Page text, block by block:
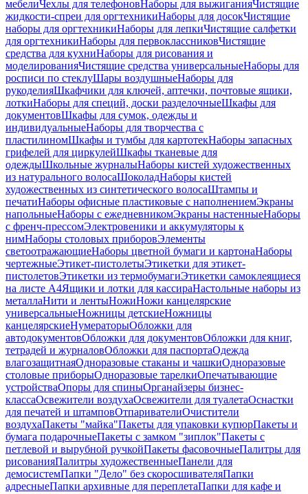
мебелиЧехлы для телефоновНаборы для выжиганияЧистящие
жидкости-спреи для оргтехникиНаборы для досокЧистящие
наборы для оргтехникиНаборы для лепкиЧистящие салфетки
для оргтехникиНаборы для первоклассниковЧистящие
средства для кухниНаборы для рисования и
моделированияЧистящие средства универсальныеНаборы для
росписи по стеклуШары воздушныеНаборы для
рукоделияШкафчики для ключей, аптечки, почтовые ящики,
лоткиНаборы для специй, доски разделочныеШкафы для
документовШкафы для сумок, одежды и
индивидуальныеНаборы для творчества с
пластилиномШкафы и тумбы для картотекНаборы запасных
грифелей для циркулейШкафы тканевые для
одеждыШкольные журналыНаборы кистей художественных
из натурального волосаШоколадНаборы кистей
художественных из синтетического волосаШтампы и
печатиНаборы офисные пластиковые с наполнениемЭкраны
напольныеНаборы с ежедневникомЭкраны настенныеНаборы
с френч-прессомЭлектровеники и аккумуляторы к
нимНаборы столовых приборовЭлементы
светоотражающиеНаборы цветной бумаги и картонаНаборы
чертежныеЭтикет-пистолетыЭтикетки для этикет-
пистолетовЭтикетки из термобумагиЭтикетки самоклеящиеся
на листе А4Ящики и лотки для кассираНастольные наборы из
металлаНити и лентыНожиНожи канцелярские
универсальныеНожницы детскиеНожницы
канцелярскиеНумераторыОбложки для
автодокументовОбложки для документовОбложки для книг,
тетрадей и журналовОбложки для паспортаОдежда
влагозащитнаяОдноразовые стаканы и чашкиОдноразовые
столовые приборыОдноразовые тарелкиОпечатывающие
устройстваОпоры для спиныОрганайзеры бизнес-
классаОсвежители воздухаОсвежители для туалетаОснастки
для печатей и штамповОтпаривателиОчистители
воздухаПакеты "майка"Пакеты для упаковки купюрПакеты и
бумага подарочныеПакеты с замком "зиплок"Пакеты с
петлевой и вырубной ручкойПакеты фасовочныеПалитры для
рисованияПалитры художественныеПанели для
демосистемПапки "Дело" без скоросшивателяПапки
адресныеПапки архивные для переплетаПапки для кафе и